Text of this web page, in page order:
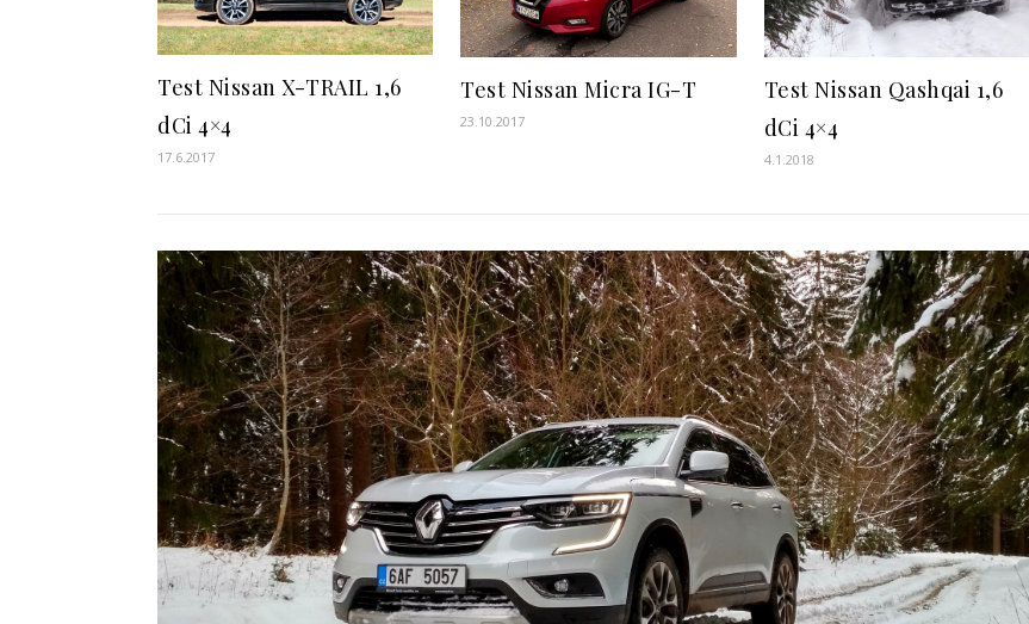
Test Nissan X-TRAIL 1,6
dCi 4×4
17.6.2017
Test Nissan Micra IG-T
23.10.2017
Test Nissan Qashqai 1,6
dCi 4×4
4.1.2018